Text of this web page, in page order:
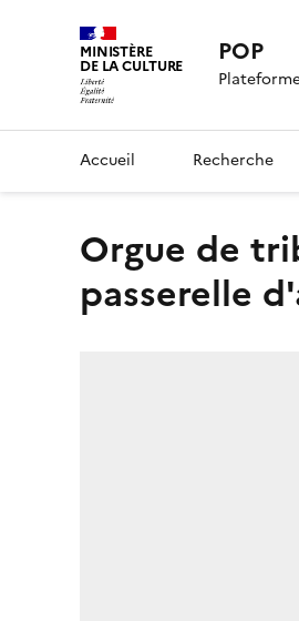
MINISTÈRE
DE LA CULTURE POP
Accueil Recherche
orgue de tribune : buffet d'orgue, vue générale de la
passerelle